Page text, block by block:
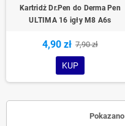
Kartridż Dr.Pen do Derma Pen
ULTIMA 16 igły M8 A6s
4,90 zł 7,90 zł
KUP